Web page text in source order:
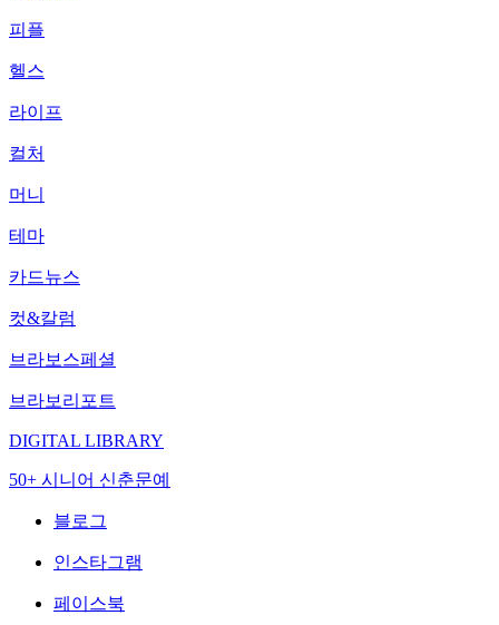
피플
헬스
라이프
컬처
머니
테마
카드뉴스
컷&칼럼
브라보스페셜
브라보리포트
DIGITAL LIBRARY
50+ 시니어 신춘문예
블로그
인스타그램
페이스북